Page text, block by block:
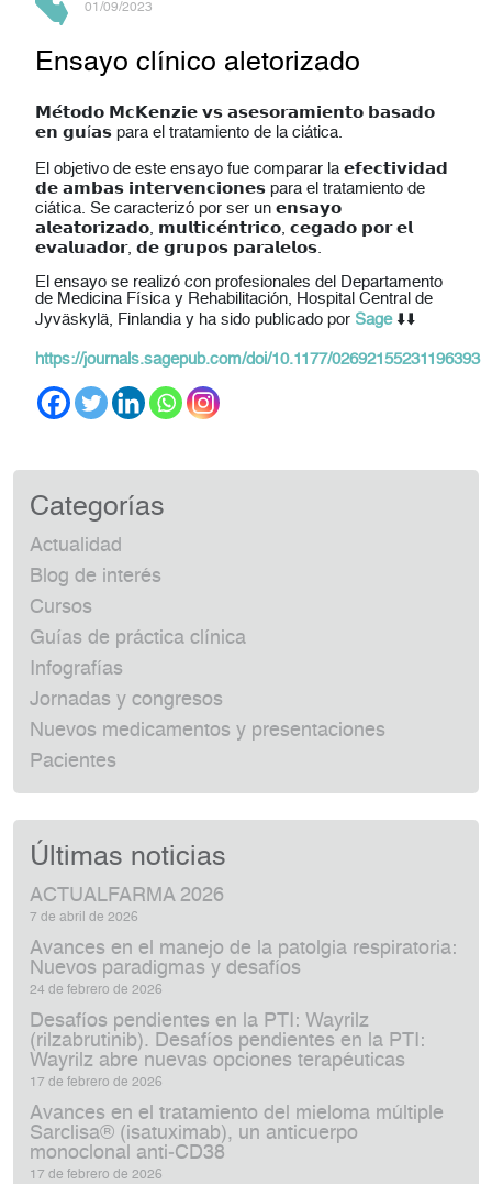
01/09/2023
Ensayo clínico aletorizado
𝗠𝗲́𝘁𝗼𝗱𝗼 𝗠𝗰𝗞𝗲𝗻𝘇𝗶𝗲 𝘃𝘀 𝗮𝘀𝗲𝘀𝗼𝗿𝗮𝗺𝗶𝗲𝗻𝘁𝗼 𝗯𝗮𝘀𝗮𝗱𝗼
𝗲𝗻 𝗴𝘂í𝗮𝘀 para el tratamiento de la ciática.
El objetivo de este ensayo fue comparar la 𝗲𝗳𝗲𝗰𝘁𝗶𝘃𝗶𝗱𝗮𝗱
𝗱𝗲 𝗮𝗺𝗯𝗮𝘀 𝗶𝗻𝘁𝗲𝗿𝘃𝗲𝗻𝗰𝗶𝗼𝗻𝗲𝘀 para el tratamiento de
ciática. Se caracterizó por ser un 𝗲𝗻𝘀𝗮𝘆𝗼
𝗮𝗹𝗲𝗮𝘁𝗼𝗿𝗶𝘇𝗮𝗱𝗼, 𝗺𝘂𝗹𝘁𝗶𝗰𝗲́𝗻𝘁𝗿𝗶𝗰𝗼, 𝗰𝗲𝗴𝗮𝗱𝗼 𝗽𝗼𝗿 𝗲𝗹
𝗲𝘃𝗮𝗹𝘂𝗮𝗱𝗼𝗿, 𝗱𝗲 𝗴𝗿𝘂𝗽𝗼𝘀 𝗽𝗮𝗿𝗮𝗹𝗲𝗹𝗼𝘀.
El ensayo se realizó con profesionales del Departamento
de Medicina Física y Rehabilitación, Hospital Central de
Jyväskylä, Finlandia y ha sido publicado por Sage⬇️⬇️
https://journals.sagepub.com/doi/10.1177/02692155231196393
Categorías
Actualidad
Blog de interés
Cursos
Guías de práctica clínica
Infografías
Jornadas y congresos
Nuevos medicamentos y presentaciones
Pacientes
Últimas noticias
ACTUALFARMA 2026
7 de abril de 2026
Avances en el manejo de la patolgia respiratoria:
Nuevos paradigmas y desafíos
24 de febrero de 2026
Desafíos pendientes en la PTI: Wayrilz
(rilzabrutinib). Desafíos pendientes en la PTI:
Wayrilz abre nuevas opciones terapéuticas
17 de febrero de 2026
Avances en el tratamiento del mieloma múltiple
Sarclisa® (isatuximab), un anticuerpo
monoclonal anti‑CD38
17 de febrero de 2026